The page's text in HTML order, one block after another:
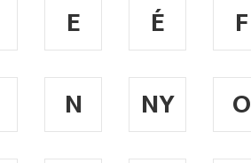
E É F
N NY O